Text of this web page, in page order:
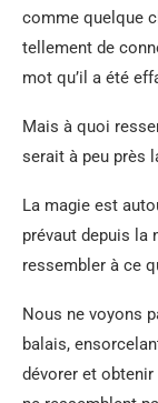
comme quelque
tellement de
mot qu’il a été
Mais à quoi
serait à peu près
La magie est
prévaut depuis la
ressembler à ce
Nous ne voyons
balais,
dévorer et